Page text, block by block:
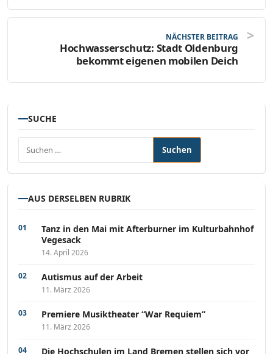
NÄCHSTER BEITRAG
Hochwasserschutz: Stadt Oldenburg
bekommt eigenen mobilen Deich
SUCHE
Suchen nach:
AUS DERSELBEN RUBRIK
Tanz in den Mai mit Afterburner im Kulturbahnhof
Vegesack
14. April 2026
Autismus auf der Arbeit
11. März 2026
Premiere Musiktheater “War Requiem”
11. März 2026
Die Hochschulen im Land Bremen stellen sich vor